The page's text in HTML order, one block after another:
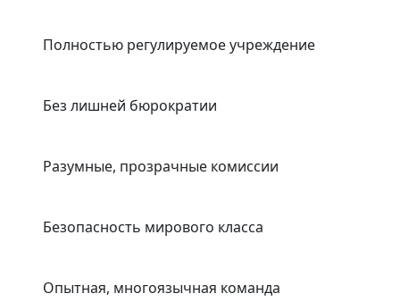
Полностью регулируемое учреждение
Без лишней бюрократии
Разумные, прозрачные комиссии
Безопасность мирового класса
Опытная, многоязычная команда